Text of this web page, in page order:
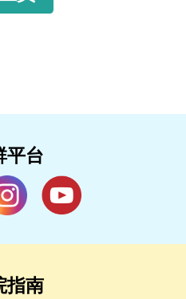
平台
指南